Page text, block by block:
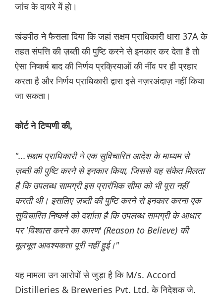
जांच के दायरे में हो।
खंडपीठ ने फैसला दिया कि जहां सक्षम प्राधिकारी धारा 37A के
तहत संपत्ति की ज़ब्ती की पुष्टि करने से इनकार कर देता है तो
ऐसा निष्कर्ष बाद की निर्णय प्रक्रियाओं की नींव पर ही प्रहार
करता है और निर्णय प्राधिकारी द्वारा इसे नज़रअंदाज़ नहीं किया
जा सकता।
कोर्ट ने टिप्पणी की,
"...सक्षम प्राधिकारी ने एक सुविचारित आदेश के माध्यम से
ज़ब्ती की पुष्टि करने से इनकार किया, जिससे यह संकेत मिलता
है कि उपलब्ध सामग्री इस प्रारंभिक सीमा को भी पूरा नहीं
करती थी। इसलिए ज़ब्ती की पुष्टि करने से इनकार करना एक
सुविचारित निष्कर्ष को दर्शाता है कि उपलब्ध सामग्री के आधार
पर 'विश्वास करने का कारण' (Reason to Believe) की
मूलभूत आवश्यकता पूरी नहीं हुई।"
यह मामला उन आरोपों से जुड़ा है कि M/s. Accord
Distilleries & Breweries Pvt. Ltd. के निदेशक जे.